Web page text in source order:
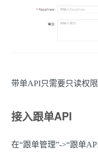
带单API只需要只读权限
接入跟单API
在“跟单管理”->“跟单